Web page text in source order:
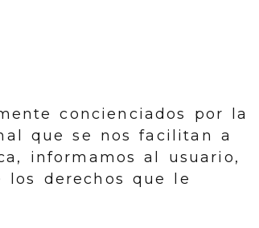
concienciados por la
que se nos facilitan a
informamos al usuario,
derechos que le